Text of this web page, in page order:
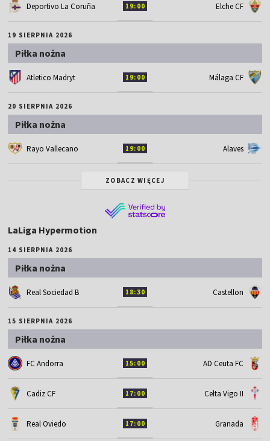
Deportivo La Coruña 19:00 Elche CF
19 SIERPNIA 2026
Piłka nożna
Atletico Madryt 19:00 Málaga CF
20 SIERPNIA 2026
Piłka nożna
Rayo Vallecano 19:00 Alaves
ZOBACZ WIĘCEJ
LaLiga Hypermotion
14 SIERPNIA 2026
Piłka nożna
Real Sociedad B 18:30 Castellon
15 SIERPNIA 2026
Piłka nożna
FC Andorra 15:00 AD Ceuta FC
Cadiz CF 17:00 Celta Vigo II
Real Oviedo 17:00 Granada